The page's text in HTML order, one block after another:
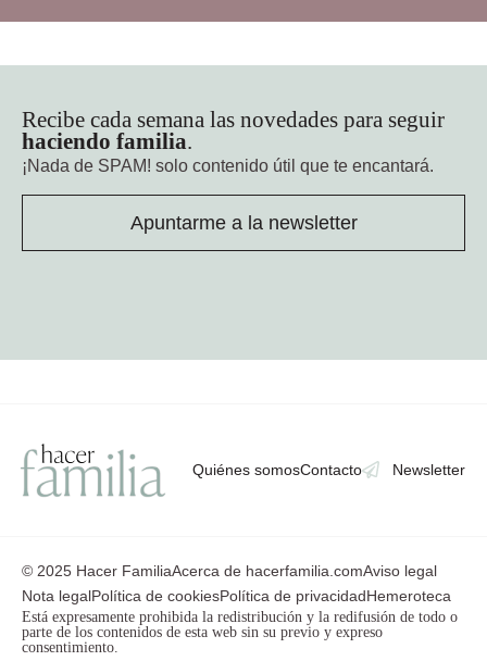
Recibe cada semana las novedades para seguir
haciendo familia
¡Nada de SPAM! solo contenido útil que te encantará.
Apuntarme a la newsletter
Quiénes somosContacto Newsletter
© 2025 Hacer FamiliaAcerca de hacerfamilia.comAviso legal
Nota legalPolítica de cookiesPolítica de privacidadHemeroteca
Está expresamente prohibida la redistribución y la redifusión de todo o
parte de los contenidos de esta web sin su previo y expreso
consentimiento.